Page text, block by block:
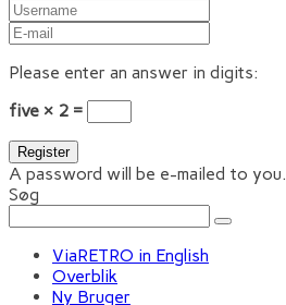
Please enter an answer in digits:
five × 2 =
A password will be e-mailed to you.
Søg
ViaRETRO in English
Overblik
Ny Bruger